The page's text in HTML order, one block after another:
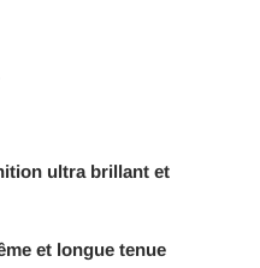
ultra brillant et
et longue tenue